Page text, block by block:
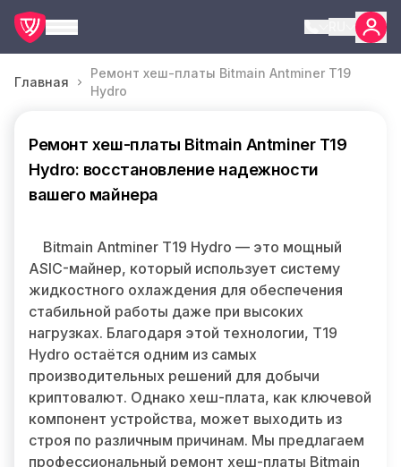
Главная
Ремонт хеш-платы Bitmain Antminer T19
Hydro
Ремонт хеш-платы Bitmain Antminer T19
Hydro: восстановление надежности
вашего майнера
Bitmain Antminer T19 Hydro — это мощный
ASIC-майнер, который использует систему
жидкостного охлаждения для обеспечения
стабильной работы даже при высоких
нагрузках. Благодаря этой технологии, T19
Hydro остаётся одним из самых
производительных решений для добычи
криптовалют. Однако хеш-плата, как ключевой
компонент устройства, может выходить из
строя по различным причинам. Мы предлагаем
профессиональный ремонт хеш-платы Bitmain